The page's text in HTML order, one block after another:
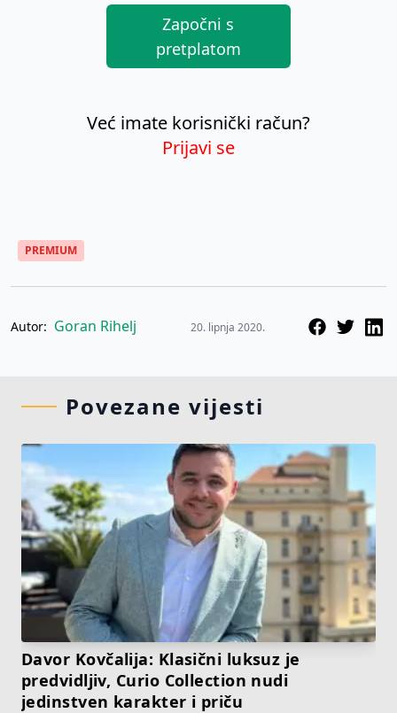
Započni s
pretplatom
Već imate korisnički račun?
Prijavi se
PREMIUM
Autor: Goran Rihelj 20. lipnja 2020.
Povezane vijesti
Davor Kovčalija: Klasični luksuz je
predvidljiv, Curio Collection nudi
jedinstven karakter i priču